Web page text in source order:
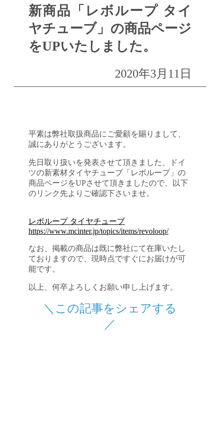
新商品「レボループ タイ
ヤチューブ」の商品ページ
をUPいたしました。
2020年3月11日
平素は弊社取扱商品にご愛顧を賜りまして、
誠にありがとうございます。
先日取り扱いを発表させて頂きました、ドイ
ツの新素材タイヤチューブ「レボループ」の
商品ページをUPさせて頂きましたので、以下
のリンク先よりご確認下さいませ。
レボループ タイヤチューブ
https://www.mcinter.jp/topics/items/revoloop/
なお、掲載の商品は既に弊社にて在庫いたし
ておりますので、現時点ですぐにお届けが可
能です。
以上、何卒よろしくお願い申し上げます。
＼この記事をシェアする
／